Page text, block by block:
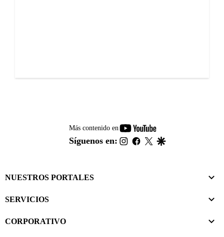
Más contenido en
youtube-
footer
Síguenos en: instagram
facebook
twitter
NUESTROS PORTALES
SERVICIOS
CORPORATIVO